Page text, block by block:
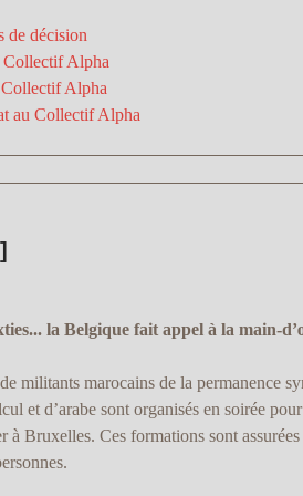
de décision
Collectif Alpha
Alpha
au Collectif Alpha
la Belgique fait appel à la main-
militants marocains de la permanence
et d’arabe sont organisés en soirée
Bruxelles. Ces formations sont